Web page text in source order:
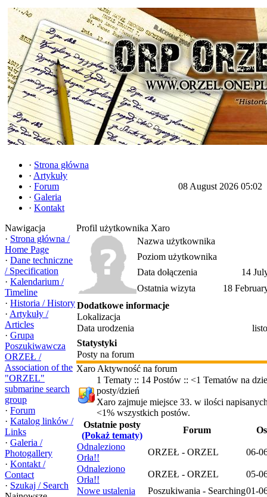
· Strona główna
· Artykuły
· Forum
· Galeria
· Kontakt
08 August 2026 05:02
Nawigacja
· Strona główna /
Home Page
· Dane techniczne
/ Specification
· Kalendarium /
Timeline
· Historia / History
· Artykuły /
Articles
· Grupa
Poszukiwawcza
ORZEŁ /
Association of the
"ORZEL"
submarine search
group
· Forum
· Katalog linków /
Links
· Galeria /
Photogallery
· Kontakt /
Contact
· Szukaj / Search
Profil użytkownika Xaro
Nazwa użytkownika
Poziom użytkownika
Data dołączenia
14
Ostatnia wizyta
18
Dodatkowe informacje
Lokalizacja
Data urodzenia
Statystyki
Posty na forum
Xaro Aktywność na forum
1 Tematy :: 14 Postów :: <1 Tematów na
posty/dzień
Xaro zajmuje miejsce 33. w ilości
<1% wszystkich postów.
Ostatnie posty
(Pokaż tematy)
Forum
Odnaleziono
Orła!!
ORZEŁ - ORZEL
06-
Odnaleziono
Orła!!
ORZEŁ - ORZEL
05-
Nowe ustalenia
Poszukiwania - Searching01-